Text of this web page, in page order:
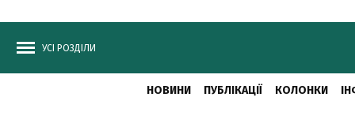
УСІ РОЗДІЛИ
НОВИНИ ПУБЛІКАЦІЇ КОЛОНКИ